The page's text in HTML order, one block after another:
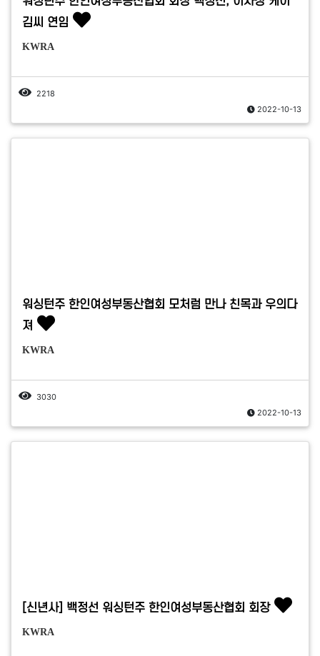
김씨 연임
KWRA
2218
2022-10-13
워싱턴주 한인여성부동산협회 모처럼 만나 친목과 우의다
져
KWRA
3030
2022-10-13
[신년사] 백정선 워싱턴주 한인여성부동산협회 회장
KWRA